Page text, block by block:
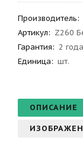
Производитель:
Артикул: Z260
Гарантия: 2 года
Единица: шт.
ОПИСАНИЕ